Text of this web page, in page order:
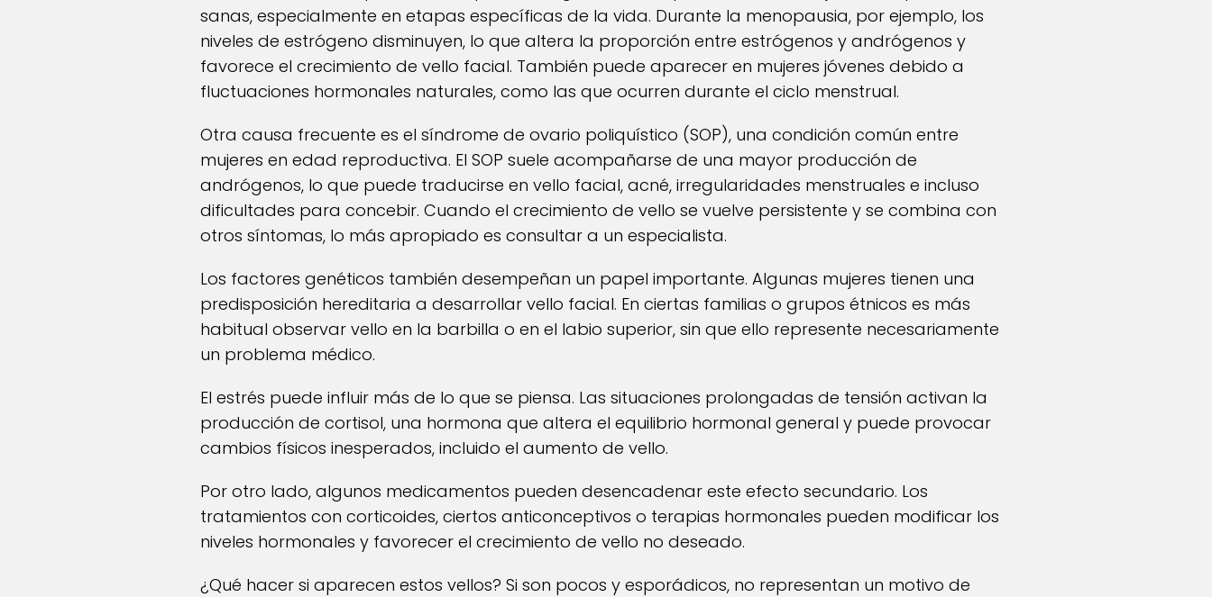
sanas, especialmente en etapas específicas de la vida. Durante la menopausia, por ejemplo, los
niveles de estrógeno disminuyen, lo que altera la proporción entre estrógenos y andrógenos y
favorece el crecimiento de vello facial. También puede aparecer en mujeres jóvenes debido a
fluctuaciones hormonales naturales, como las que ocurren durante el ciclo menstrual.
Otra causa frecuente es el síndrome de ovario poliquístico (SOP), una condición común entre
mujeres en edad reproductiva. El SOP suele acompañarse de una mayor producción de
andrógenos, lo que puede traducirse en vello facial, acné, irregularidades menstruales e incluso
dificultades para concebir. Cuando el crecimiento de vello se vuelve persistente y se combina con
otros síntomas, lo más apropiado es consultar a un especialista.
Los factores genéticos también desempeñan un papel importante. Algunas mujeres tienen una
predisposición hereditaria a desarrollar vello facial. En ciertas familias o grupos étnicos es más
habitual observar vello en la barbilla o en el labio superior, sin que ello represente necesariamente
un problema médico.
El estrés puede influir más de lo que se piensa. Las situaciones prolongadas de tensión activan la
producción de cortisol, una hormona que altera el equilibrio hormonal general y puede provocar
cambios físicos inesperados, incluido el aumento de vello.
Por otro lado, algunos medicamentos pueden desencadenar este efecto secundario. Los
tratamientos con corticoides, ciertos anticonceptivos o terapias hormonales pueden modificar los
niveles hormonales y favorecer el crecimiento de vello no deseado.
¿Qué hacer si aparecen estos vellos? Si son pocos y esporádicos, no representan un motivo de